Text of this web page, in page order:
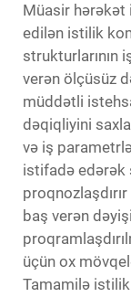
Müasir hərəkət
edilən istilik
strukturlarının
verən ölçüsüz
müddətli
dəqiqliyini
və iş
istifadə edərək
baş verən
üçün ox
Tamamilə